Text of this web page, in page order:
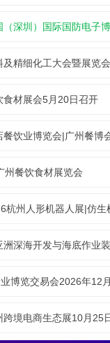
深圳）国际国防电子
精细化工大会暨展览
食材展会5月20日召开
饮业博览会|广州餐博
州餐饮食材展览会
杭州人形机器人展|仿生
深海开发与海底作业
博览交易会2026年12
境电商生态展10月25